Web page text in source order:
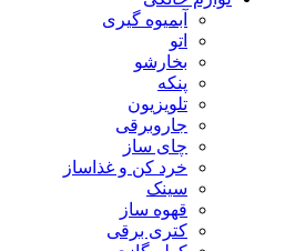
آبمیوه گیری
اتو
بخارشو
پنکه
تلویزیون
جاروبرقی
چای ساز
خرد کن و غذاساز
سینک
قهوه ساز
کتری برقی